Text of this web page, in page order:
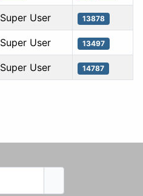
Super User 13878
Super User 13497
Super User 14787